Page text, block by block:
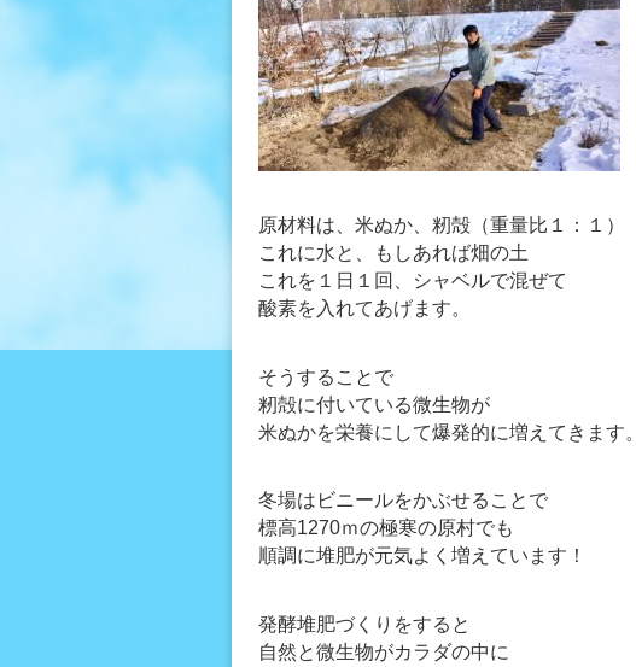
原材料は、米ぬか、籾殻（重量比１：１）
これに水と、もしあれば畑の土
これを１日１回、シャベルで混ぜて
酸素を入れてあげます。
そうすることで
籾殻に付いている微生物が
米ぬかを栄養にして爆発的に増えてきます。
冬場はビニールをかぶせることで
標高1270ｍの極寒の原村でも
順調に堆肥が元気よく増えています！
発酵堆肥づくりをすると
自然と微生物がカラダの中に